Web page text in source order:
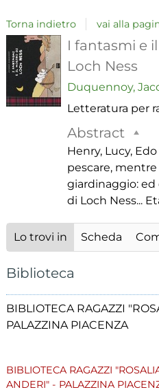
Torna indietro vai alla
Dettaglio
del
documento
I fantasmi e
Loch Ness
Duquennoy,
Letteratura per
Abstract
Henry, Lucy,
pescare, mentre
giardinaggio: ed
di Loch Ness...
Lo trovi in Scheda
Biblioteca
BIBLIOTECA RAGAZZI
PALAZZINA PIACENZA
BIBLIOTECA RAGAZZI
ANDERI" - PALAZZINA